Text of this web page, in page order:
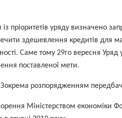
пріоритетів уряду визначено
здешевлення кредитів для
Саме тому 29го вересня
поставленої мети.
Зокрема розпорядженням
Міністерством економіки